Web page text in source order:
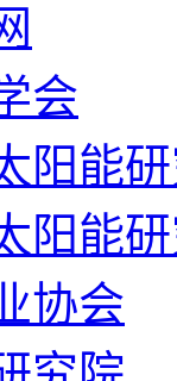
会
阳能
阳能
协会